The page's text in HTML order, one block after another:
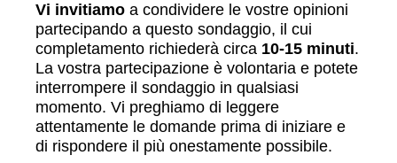
Vi invitiamo a condividere le vostre opinioni
partecipando a questo sondaggio, il cui
completamento richiederà circa 10-15 minuti.
La vostra partecipazione è volontaria e potete
interrompere il sondaggio in qualsiasi
momento. Vi preghiamo di leggere
attentamente le domande prima di iniziare e
di rispondere il più onestamente possibile.